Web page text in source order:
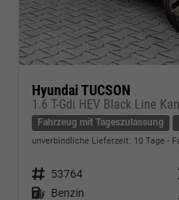
Hyundai TUCSON
1.6 T-Gdi HEV Black Line
Fahrzeug mit Tageszulassung
unverbindliche Lieferzeit: 10 Tage
Fahrzeugnr. 53764
Kraftstoff Benzin